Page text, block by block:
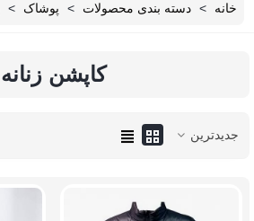
خانه > دسته بندی محصولات > پوشاک >
کاپشن زنانه
جدیدترین